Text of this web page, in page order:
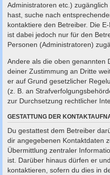
Administratoren etc.)
hast, suche nach
kontaktiere den Betreiber. Die
ist dabei jedoch nur für den
Personen (Administratoren)
Andere als die oben genannten
deiner Zustimmung an Dritte
er auf Grund gesetzlicher
(z. B. an
zur Durchsetzung rechtlicher
GESTATTUNG DER
Du gestattest dem Betreiber
dir angegebenen Kontaktdaten
Übermittlung zentraler
ist. Darüber hinaus dürfen er
kontaktieren, sofern du dies in